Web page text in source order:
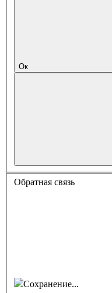
Ок
Обратная связь
Сохранение...